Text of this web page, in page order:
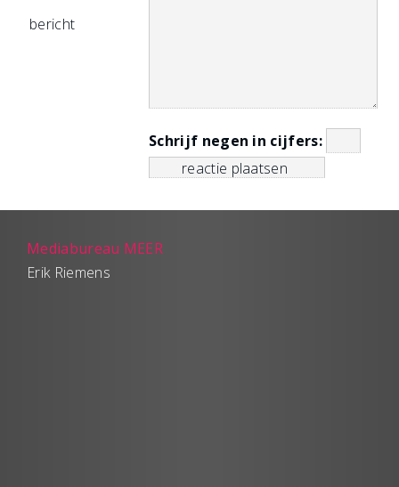
bericht
Schrijf negen in cijfers:
Mediabureau MEER
Erik Riemens